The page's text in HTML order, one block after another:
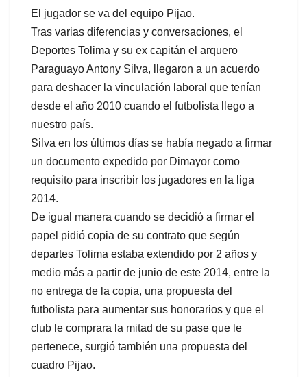
El jugador se va del equipo Pijao.
Tras varias diferencias y conversaciones, el
Deportes Tolima y su ex capitán el arquero
Paraguayo Antony Silva, llegaron a un acuerdo
para deshacer la vinculación laboral que tenían
desde el año 2010 cuando el futbolista llego a
nuestro país.
Silva en los últimos días se había negado a firmar
un documento expedido por Dimayor como
requisito para inscribir los jugadores en la liga
2014.
De igual manera cuando se decidió a firmar el
papel pidió copia de su contrato que según
departes Tolima estaba extendido por 2 años y
medio más a partir de junio de este 2014, entre la
no entrega de la copia, una propuesta del
futbolista para aumentar sus honorarios y que el
club le comprara la mitad de su pase que le
pertenece, surgió también una propuesta del
cuadro Pijao.